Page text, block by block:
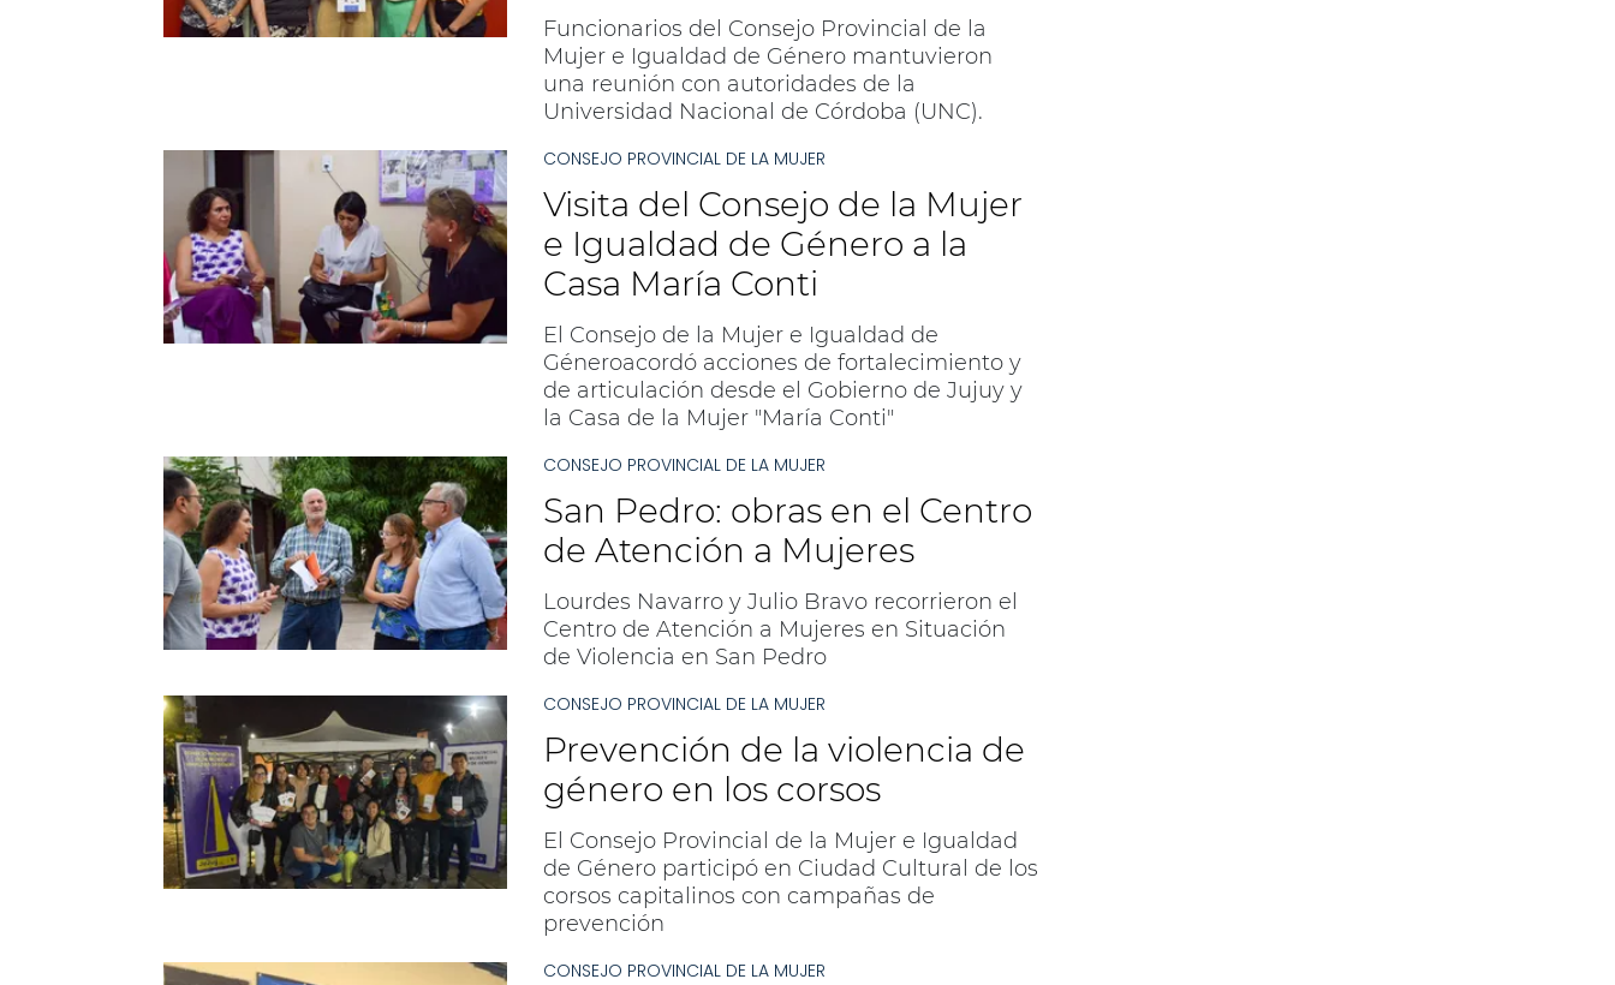
Funcionarios del Consejo Provincial de la
Mujer e Igualdad de Género mantuvieron
una reunión con autoridades de la
Universidad Nacional de Córdoba (UNC).
CONSEJO PROVINCIAL DE LA MUJER
Visita del Consejo de la Mujer
e Igualdad de Género a la
Casa María Conti
El Consejo de la Mujer e Igualdad de
Géneroacordó acciones de fortalecimiento y
de articulación desde el Gobierno de Jujuy y
la Casa de la Mujer "María Conti"
CONSEJO PROVINCIAL DE LA MUJER
San Pedro: obras en el Centro
de Atención a Mujeres
Lourdes Navarro y Julio Bravo recorrieron el
Centro de Atención a Mujeres en Situación
de Violencia en San Pedro
CONSEJO PROVINCIAL DE LA MUJER
Prevención de la violencia de
género en los corsos
El Consejo Provincial de la Mujer e Igualdad
de Género participó en Ciudad Cultural de los
corsos capitalinos con campañas de
prevención
CONSEJO PROVINCIAL DE LA MUJER